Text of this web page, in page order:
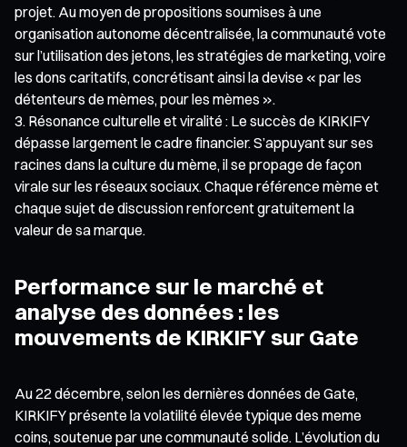
projet. Au moyen de propositions soumises à une
organisation autonome décentralisée, la communauté vote
sur l’utilisation des jetons, les stratégies de marketing, voire
les dons caritatifs, concrétisant ainsi la devise « par les
détenteurs de mèmes, pour les mèmes ».
Résonance culturelle et viralité : Le succès de KIRKIFY
dépasse largement le cadre financier. S’appuyant sur ses
racines dans la culture du mème, il se propage de façon
virale sur les réseaux sociaux. Chaque référence mème et
chaque sujet de discussion renforcent gratuitement la
valeur de sa marque.
Performance sur le marché et
analyse des données : les
mouvements de KIRKIFY sur Gate
Au 22 décembre, selon les dernières données de Gate,
KIRKIFY présente la volatilité élevée typique des meme
coins, soutenue par une communauté solide. L’évolution du